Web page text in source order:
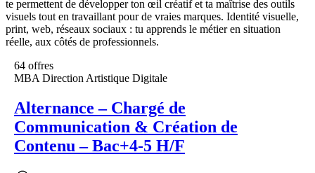
te permettent de développer ton œil créatif et ta maîtrise des outils
visuels tout en travaillant pour de vraies marques. Identité visuelle,
print, web, réseaux sociaux : tu apprends le métier en situation
réelle, aux côtés de professionnels.
64 offres
MBA Direction Artistique Digitale
Alternance – Chargé de
Communication & Création de
Contenu – Bac+4-5 H/F